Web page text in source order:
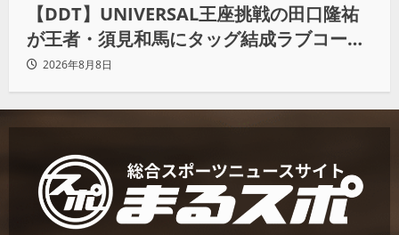
【DDT】UNIVERSAL王座挑戦の田口隆祐
が王者・須見和馬にタッグ結成ラブコー
ル！「この試合が終わった後は、丸刈りブ
ラザーズで一緒にやっていただければ」
2026年8月8日